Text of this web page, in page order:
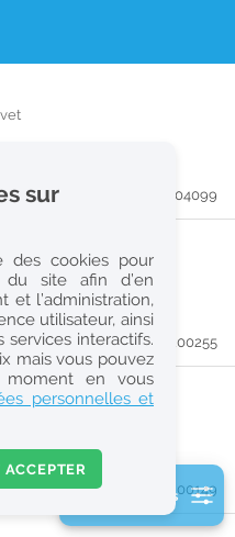
d'outre-mer
#204099
F)
#200255
Les-Eymes
#200149
2 filtre(s) actifs
sur
des cookies pour
du site afin d’en
et l’administration,
utilisateur, ainsi
interactifs.
mais vous pouvez
en vous
personnelles et